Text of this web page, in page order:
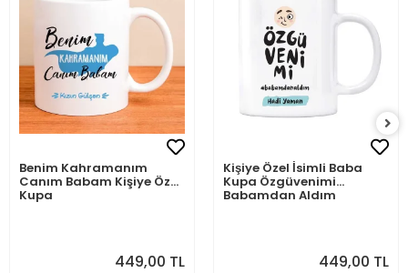
Benim Kahramanım
Canım Babam Kişiye Özel
Kupa
449,00 TL
Kişiye Özel İsimli Baba
Kupa Özgüvenimi
Babamdan Aldım
449,00 TL